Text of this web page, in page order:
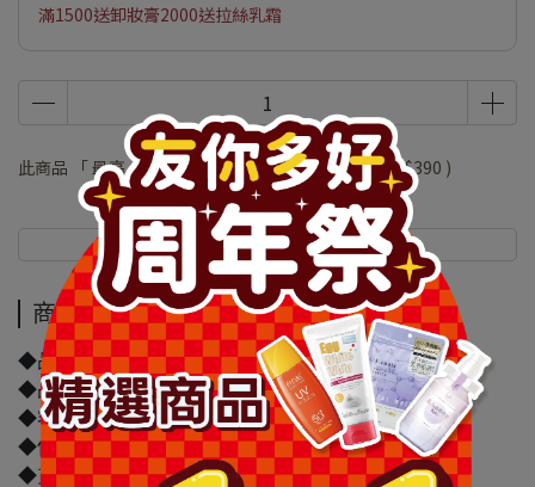
滿1500送卸妝膏2000送拉絲乳霜
此商品 「 最高 」可以折抵紅利78000點 (約等於NT$390 )
商品介紹 規格說明
商品介紹
◆品牌名稱：溫和漢
◆品名：溫和漢 護眼大夫艾草蒸浴淨白凝膠眼膜
◆容量/規格：20g
◆保存期限(天)：1095天
◆貨源：公司貨